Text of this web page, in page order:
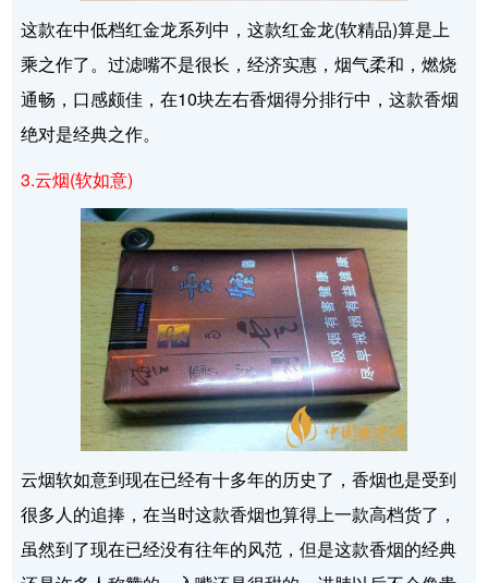
这款在中低档红金龙系列中，这款红金龙(软精品)算是上
乘之作了。过滤嘴不是很长，经济实惠，烟气柔和，燃烧
通畅，口感颇佳，在10块左右香烟得分排行中，这款香烟
绝对是经典之作。
3.云烟(软如意)
云烟软如意到现在已经有十多年的历史了，香烟也是受到
很多人的追捧，在当时这款香烟也算得上一款高档货了，
虽然到了现在已经没有往年的风范，但是这款香烟的经典